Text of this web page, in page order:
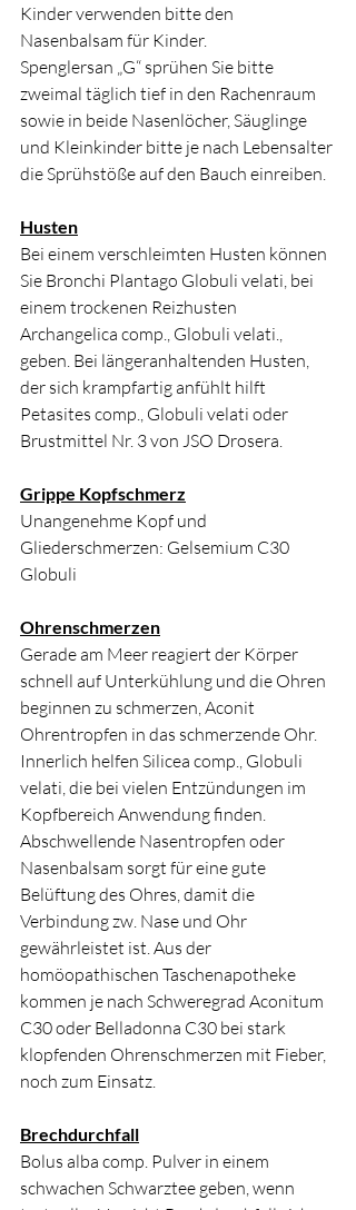
Kinder verwenden bitte den
Nasenbalsam für Kinder.
Spenglersan „G“ sprühen Sie bitte
zweimal täglich tief in den Rachenraum
sowie in beide Nasenlöcher, Säuglinge
und Kleinkinder bitte je nach Lebensalter
die Sprühstöße auf den Bauch einreiben.
Husten
Bei einem verschleimten Husten können
Sie Bronchi Plantago Globuli velati, bei
einem trockenen Reizhusten
Archangelica comp., Globuli velati.,
geben. Bei längeranhaltenden Husten,
der sich krampfartig anfühlt hilft
Petasites comp., Globuli velati oder
Brustmittel Nr. 3 von JSO Drosera.
Grippe Kopfschmerz
Unangenehme Kopf und
Gliederschmerzen: Gelsemium C30
Globuli
Ohrenschmerzen
Gerade am Meer reagiert der Körper
schnell auf Unterkühlung und die Ohren
beginnen zu schmerzen, Aconit
Ohrentropfen in das schmerzende Ohr.
Innerlich helfen Silicea comp., Globuli
velati, die bei vielen Entzündungen im
Kopfbereich Anwendung finden.
Abschwellende Nasentropfen oder
Nasenbalsam sorgt für eine gute
Belüftung des Ohres, damit die
Verbindung zw. Nase und Ohr
gewährleistet ist. Aus der
homöopathischen Taschenapotheke
kommen je nach Schweregrad Aconitum
C30 oder Belladonna C30 bei stark
klopfenden Ohrenschmerzen mit Fieber,
noch zum Einsatz.
Brechdurchfall
Bolus alba comp. Pulver in einem
schwachen Schwarztee geben, wenn